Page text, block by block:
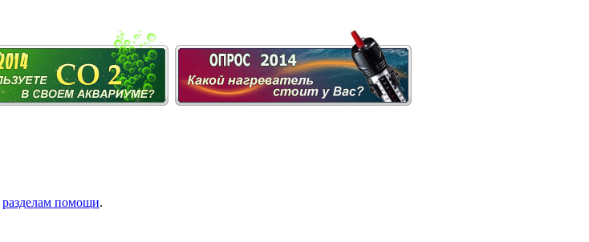
разделам помощи.